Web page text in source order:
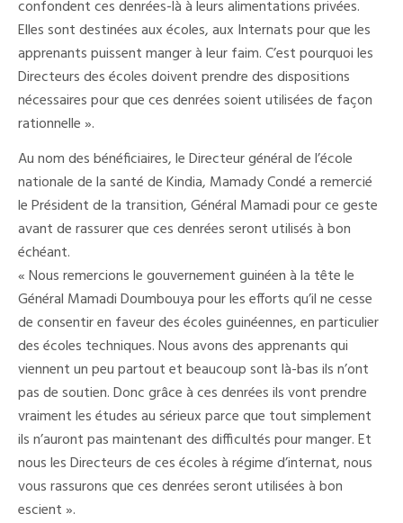
confondent ces denrées-là à leurs alimentations privées.
Elles sont destinées aux écoles, aux Internats pour que les
apprenants puissent manger à leur faim. C’est pourquoi les
Directeurs des écoles doivent prendre des dispositions
nécessaires pour que ces denrées soient utilisées de façon
rationnelle ».
Au nom des bénéficiaires, le Directeur général de l’école
nationale de la santé de Kindia, Mamady Condé a remercié
le Président de la transition, Général Mamadi pour ce geste
avant de rassurer que ces denrées seront utilisés à bon
échéant.
« Nous remercions le gouvernement guinéen à la tête le
Général Mamadi Doumbouya pour les efforts qu’il ne cesse
de consentir en faveur des écoles guinéennes, en particulier
des écoles techniques. Nous avons des apprenants qui
viennent un peu partout et beaucoup sont là-bas ils n’ont
pas de soutien. Donc grâce à ces denrées ils vont prendre
vraiment les études au sérieux parce que tout simplement
ils n’auront pas maintenant des difficultés pour manger. Et
nous les Directeurs de ces écoles à régime d’internat, nous
vous rassurons que ces denrées seront utilisées à bon
escient ».